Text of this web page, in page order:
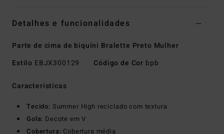
Detalhes e funcionalidades
Parte de cima de biquíni Bralette Preto Mulher
Estilo EBJX300129 Código de Cor bpb
Características
Tecido: Summer High reciclado com textura
Gola: Decote em V
Cobertura: Cobertura média